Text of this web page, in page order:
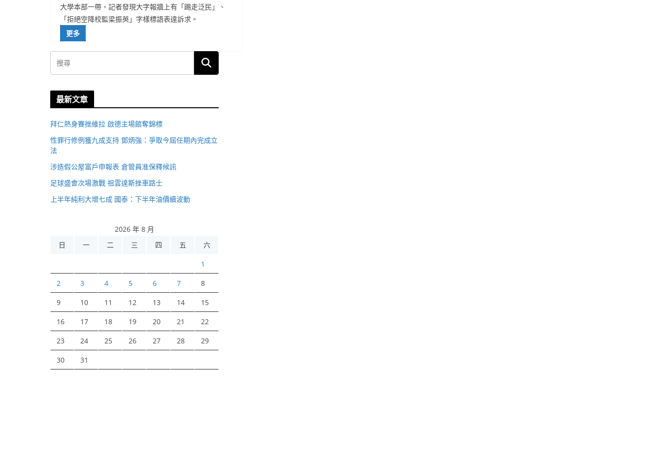
大學本部一帶，記者發現大字報牆上有「踢走泛民」、
「拒絕空降校監梁振英」字樣標語表達訴求。
更多
最新文章
拜仁熱身賽挫維拉 啟德主場館奪錦標
性罪行修例獲九成支持 鄧炳強：爭取今屆任期內完成立
法
涉造假公屋富戶申報表 倉管員准保釋候訊
足球盛會次場激戰 祖雲達斯挫車路士
上半年純利大增七成 國泰：下半年油價續波動
2026 年 8 月
日
一 二 三 四 五 六
1
2 3 4 5 6 7 8
9 10 11 12 13 14 15
16 17 18 19 20 21 22
23 24 25 26 27 28 29
30 31